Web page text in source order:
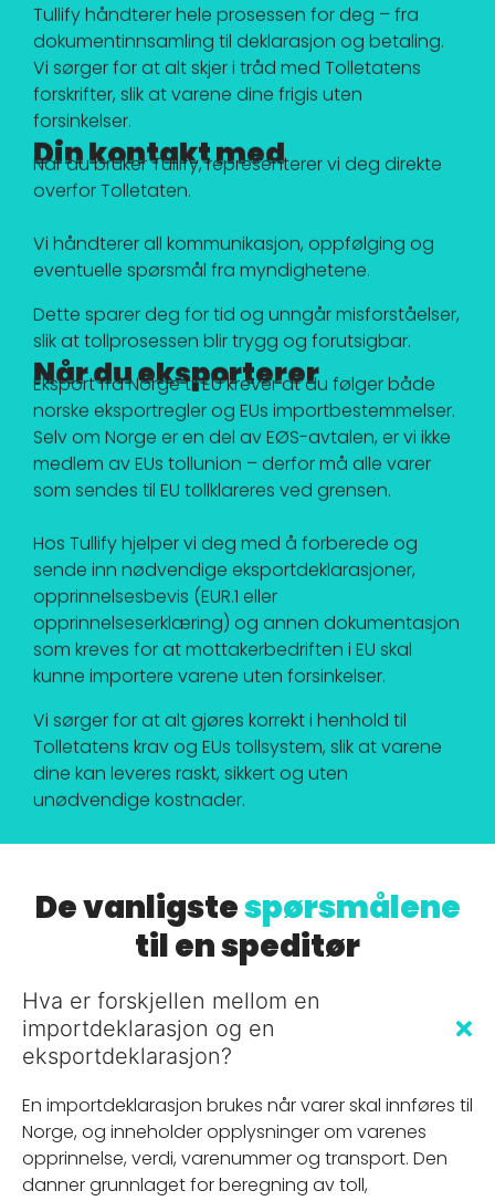
Tullify håndterer hele prosessen for deg – fra
dokumentinnsamling til deklarasjon og betaling.
Vi sørger for at alt skjer i tråd med Tolletatens
forskrifter, slik at varene dine frigis uten
forsinkelser.
Din kontakt medTolletaten.
Når du bruker Tullify, representerer vi deg direkte
overfor Tolletaten.
Vi håndterer all kommunikasjon, oppfølging og
eventuelle spørsmål fra myndighetene.
Dette sparer deg for tid og unngår misforståelser,
slik at tollprosessen blir trygg og forutsigbar.
Når du eksporterertil EU
Eksport fra Norge til EU krever at du følger både
norske eksportregler og EUs importbestemmelser.
Selv om Norge er en del av EØS-avtalen, er vi ikke
medlem av EUs tollunion – derfor må alle varer
som sendes til EU tollklareres ved grensen.
Hos Tullify hjelper vi deg med å forberede og
sende inn nødvendige eksportdeklarasjoner,
opprinnelsesbevis (EUR.1 eller
opprinnelseserklæring) og annen dokumentasjon
som kreves for at mottakerbedriften i EU skal
kunne importere varene uten forsinkelser.
Vi sørger for at alt gjøres korrekt i henhold til
Tolletatens krav og EUs tollsystem, slik at varene
dine kan leveres raskt, sikkert og uten
unødvendige kostnader.
De vanligstespørsmålene
til en speditør
Hva er forskjellen mellom en
importdeklarasjon og en
eksportdeklarasjon?
En importdeklarasjon brukes når varer skal innføres til
Norge, og inneholder opplysninger om varenes
opprinnelse, verdi, varenummer og transport. Den
danner grunnlaget for beregning av toll,